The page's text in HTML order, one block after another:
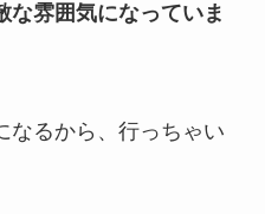
な雰囲気になっていま
なるから、行っちゃい